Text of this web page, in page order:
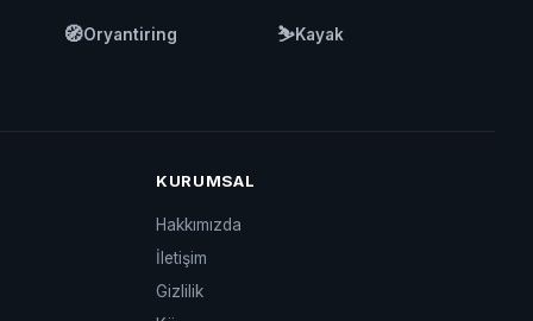
🧭Oryantiring ⛷️Kayak
KURUMSAL
Hakkımızda
İletişim
Gizlilik